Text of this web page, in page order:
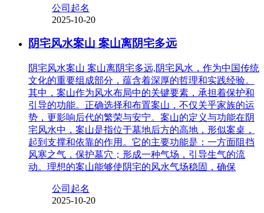
公司起名
2025-10-20
阴宅风水案山 案山离阴宅多远
阴宅风水案山 案山离阴宅多远,阴宅风水，作为中国传统
文化的重要组成部分，蕴含着深厚的哲理和实践经验。
其中，案山作为风水布局中的关键要素，承担着保护和
引导的功能。正确选择和布置案山，不仅关乎家族的运
势，更影响后代的繁荣与安宁。案山的定义与功能在阴
宅风水中，案山是指位于墓地后方的高地，形似案桌，
起到支撑和依靠的作用。它的主要功能是：一方面阻挡
风寒之气，保护墓穴；形成一种气场，引导生气的流
动。理想的案山能够使阴宅的风水气场稳固，确保
公司起名
2025-10-20